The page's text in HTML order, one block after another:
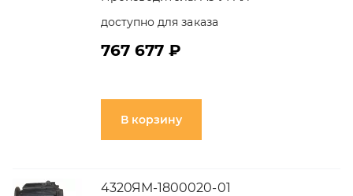
доступно для заказа
767 677 ₽
В корзину
4320ЯМ-1800020-01